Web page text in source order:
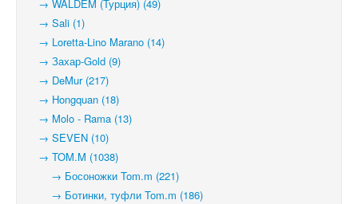
→ WALDEM (Турция) (49)
→ Sali (1)
→ Loretta-Lino Marano (14)
→ Захар-Gold (9)
→ DeMur (217)
→ Hongquan (18)
→ Molo - Rama (13)
→ SEVEN (10)
→ TOM.M (1038)
→ Босоножки Tom.m (221)
→ Ботинки, туфли Tom.m (186)